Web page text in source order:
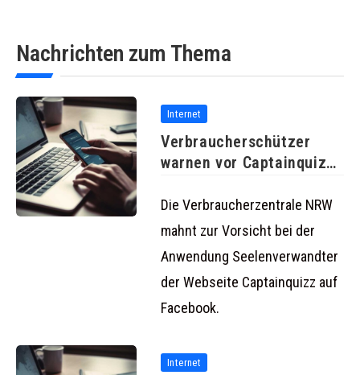
Nachrichten zum Thema
Internet
Verbraucherschützer
warnen vor Captainquizz
Die Verbraucherzentrale NRW
mahnt zur Vorsicht bei der
Anwendung Seelenverwandter
der Webseite Captainquizz auf
Facebook.
Internet